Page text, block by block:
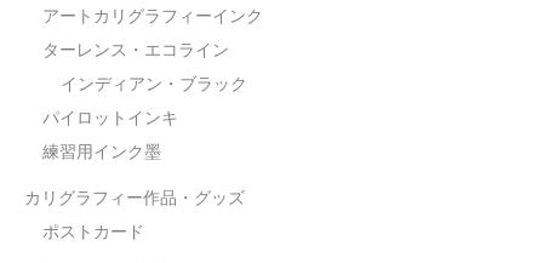
アートカリグラフィーインク
ターレンス・エコライン
インディアン・ブラック
パイロットインキ
練習用インク墨
カリグラフィー作品・グッズ
ポストカード